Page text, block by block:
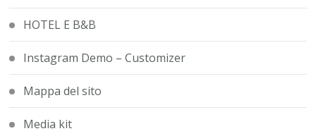
HOTEL E B&B
Instagram Demo – Customizer
Mappa del sito
Media kit